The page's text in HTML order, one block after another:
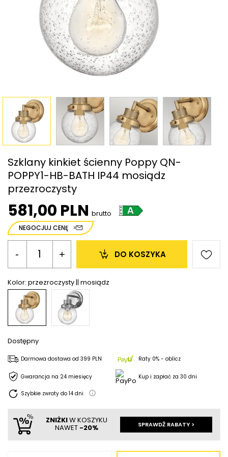
Szklany kinkiet ścienny Poppy QN-
POPPY1-HB-BATH IP44 mosiądz
przezroczysty
581,00 PLN brutto
NEGOCJUJ CENĘ
Kolor: przezroczysty || mosiądz
- + DO KOSZYKA
Dostępny
Darmowa dostawa od 399 PLN Raty 0% - oblicz
Gwarancja na 24 miesięcy Kup i zapłać za 30 dni
Szybkie zwroty do 14 dni
ZNIŻKIW KOSZYKU
NAWET -20% SPRAWDŹ RABATY >